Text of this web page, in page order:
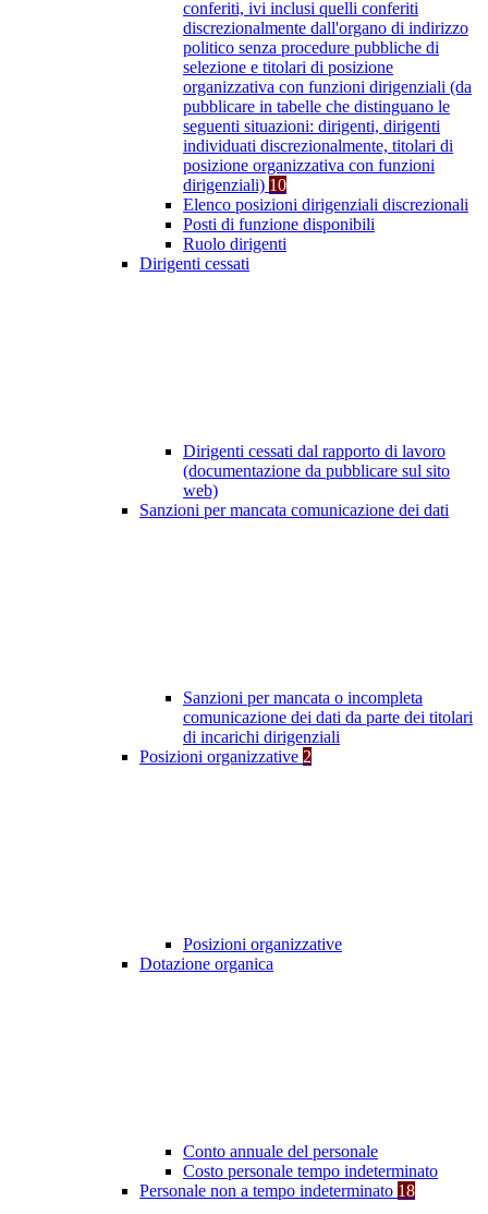
conferiti, ivi inclusi quelli conferiti
discrezionalmente dall'organo di indirizzo
politico senza procedure pubbliche di
selezione e titolari di posizione
organizzativa con funzioni dirigenziali (da
pubblicare in tabelle che distinguano le
seguenti situazioni: dirigenti, dirigenti
individuati discrezionalmente, titolari di
posizione organizzativa con funzioni
dirigenziali) 10
Elenco posizioni dirigenziali discrezionali
Posti di funzione disponibili
Ruolo dirigenti
Dirigenti cessati
Dirigenti cessati dal rapporto di lavoro
(documentazione da pubblicare sul sito
web)
Sanzioni per mancata comunicazione dei dati
Sanzioni per mancata o incompleta
comunicazione dei dati da parte dei titolari
di incarichi dirigenziali
Posizioni organizzative 2
Posizioni organizzative
Dotazione organica
Conto annuale del personale
Costo personale tempo indeterminato
Personale non a tempo indeterminato 18